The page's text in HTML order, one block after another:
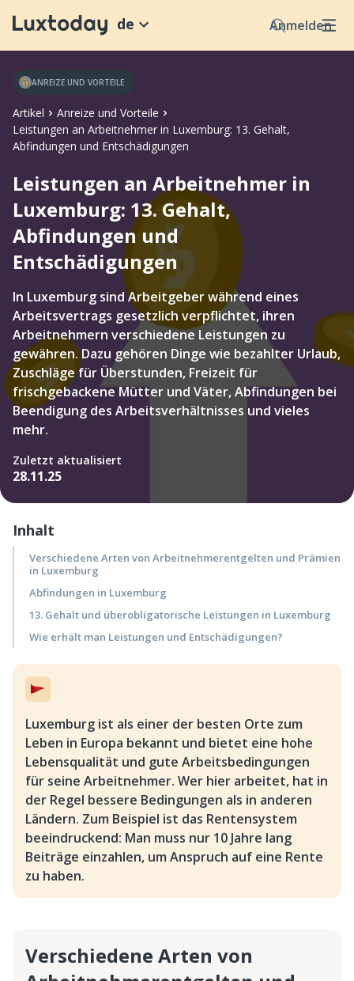
Anmelden
de
Artikel
Anreize und Vorteile
Leistungen an Arbeitnehmer in Luxemburg: 13. Gehalt,
Abfindungen und Entschädigungen
ANREIZE UND VORTEILE
Leistungen an Arbeitnehmer in
Luxemburg: 13. Gehalt,
Abfindungen und
Entschädigungen
In Luxemburg sind Arbeitgeber während eines
Arbeitsvertrags gesetzlich verpflichtet, ihren
Arbeitnehmern verschiedene Leistungen zu
gewähren. Dazu gehören Dinge wie bezahlter Urlaub,
Zuschläge für Überstunden, Freizeit für
frischgebackene Mütter und Väter, Abfindungen bei
Beendigung des Arbeitsverhältnisses und vieles
mehr.
Zuletzt aktualisiert
28.11.25
Inhalt
Verschiedene Arten von Arbeitnehmerentgelten und Prämien
in Luxemburg
Abfindungen in Luxemburg
13. Gehalt und überobligatorische Leistungen in Luxemburg
Wie erhält man Leistungen und Entschädigungen?
Luxemburg ist als einer der besten Orte zum
Leben in Europa bekannt und bietet eine hohe
Lebensqualität und gute Arbeitsbedingungen
für seine Arbeitnehmer. Wer hier arbeitet, hat in
der Regel bessere Bedingungen als in anderen
Ländern. Zum Beispiel ist das Rentensystem
beeindruckend: Man muss nur 10 Jahre lang
Beiträge einzahlen, um Anspruch auf eine Rente
zu haben.
Verschiedene Arten von